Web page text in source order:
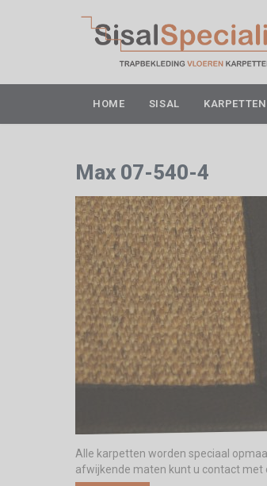
HOME SISAL KARPETTEN
Max 07-540-4
Alle karpetten worden speciaal
afwijkende maten kunt u contact met